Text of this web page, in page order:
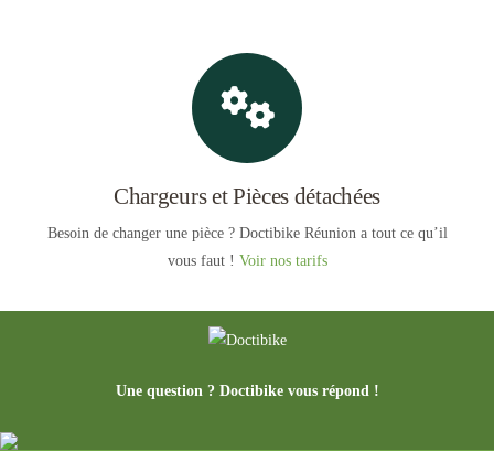
Chargeurs et Pièces détachées
Besoin de changer une pièce ? Doctibike Réunion a tout ce qu’il
vous faut ! Voir nos tarifs
Une question ? Doctibike vous répond !